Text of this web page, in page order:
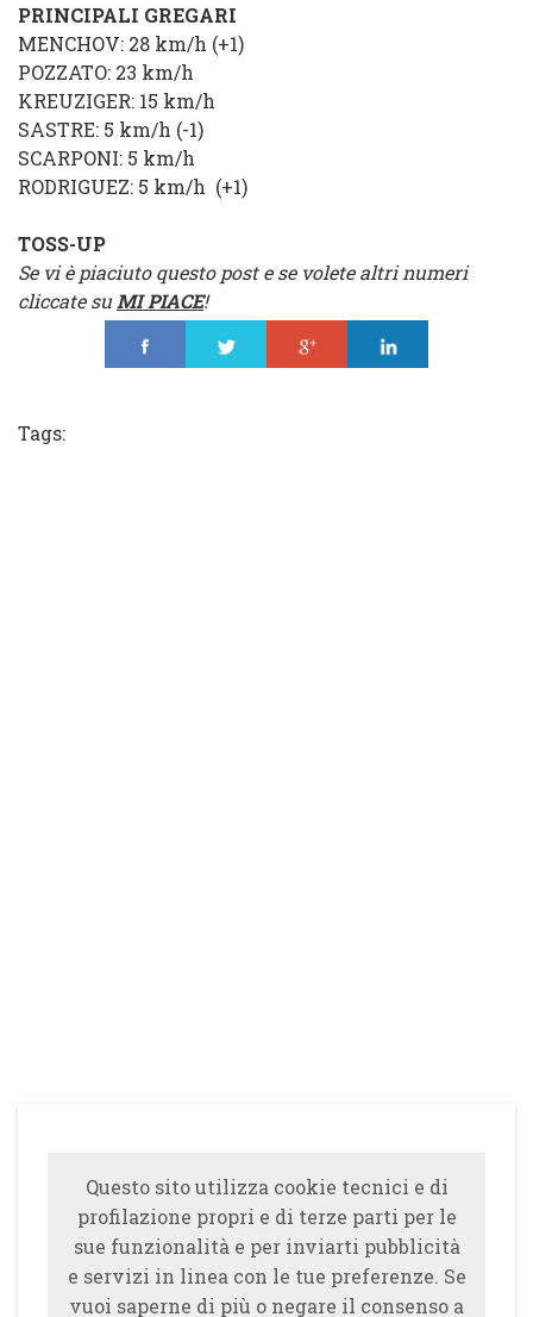
PRINCIPALI GREGARI
MENCHOV: 28 km/h (+1)
POZZATO: 23 km/h
KREUZIGER: 15 km/h
SASTRE: 5 km/h (-1)
SCARPONI: 5 km/h
RODRIGUEZ: 5 km/h (+1)
TOSS-UP
Se vi è piaciuto questo post e se volete altri numeri
cliccate suMI PIACE!
Tags:
Questo sito utilizza cookie tecnici e di
profilazione propri e di terze parti per le
sue funzionalità e per inviarti pubblicità
e servizi in linea con le tue preferenze. Se
vuoi saperne di più o negare il consenso a